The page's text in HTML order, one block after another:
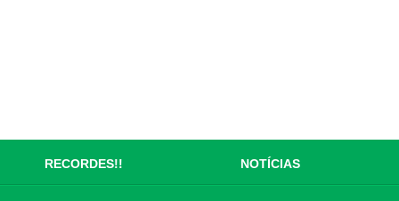
RECORDES!! NOTÍCIAS